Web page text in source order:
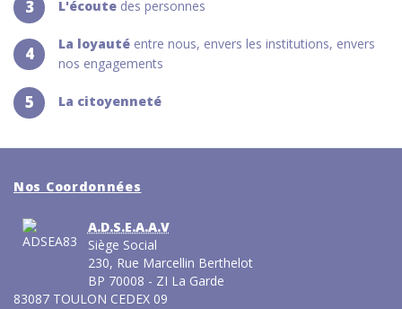
3 L'écoute des personnes
4 La loyauté entre nous, envers les institutions, envers
nos engagements
5 La citoyenneté
Nos Coordonnées
A.D.S.E.A.A.V
Siège Social
230, Rue Marcellin Berthelot
BP 70008 - ZI La Garde
83087 TOULON CEDEX 09